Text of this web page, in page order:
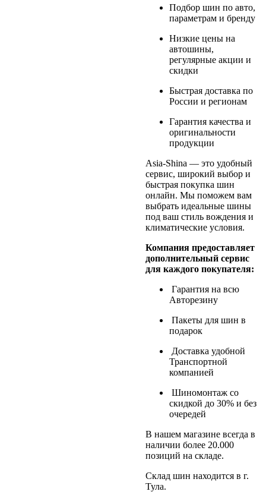
Подбор шин по авто,
параметрам и бренду
Низкие цены на
автошины,
регулярные акции и
скидки
Быстрая доставка по
России и регионам
Гарантия качества и
оригинальности
продукции
Asia-Shina — это удобный
сервис, широкий выбор и
быстрая покупка шин
онлайн. Мы поможем вам
выбрать идеальные шины
под ваш стиль вождения и
климатические условия.
Компания предоставляет
дополнительный сервис
для каждого покупателя:
Гарантия на всю
Авторезину
Пакеты для шин в
подарок
Доставка удобной
Транспортной
компанией
Шиномонтаж со
скидкой до 30% и без
очередей
В нашем магазине всегда в
наличии более 20.000
позиций на складе.
Склад шин находится в г.
Тула.